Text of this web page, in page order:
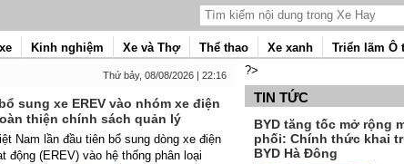
Kinh nghiệm Xe và Thợ Thể thao Xe xanh Triển lãm Ô
Thứ bảy, 08/08/2026 | 22:16
sung xe EREV vào nhóm xe điện
thiện chính sách quản lý
Nam lần đầu tiên bổ sung dòng xe điện
động (EREV) vào hệ thống phân loại
?>
TIN TỨC
BYD tăng tốc mở rộng
phối: Chính thức khai
BYD Hà Đông